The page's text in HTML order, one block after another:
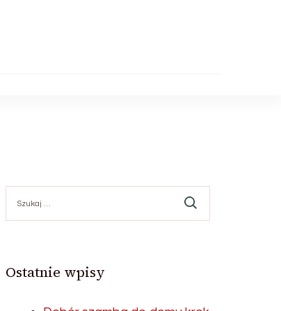
Ostatnie wpisy